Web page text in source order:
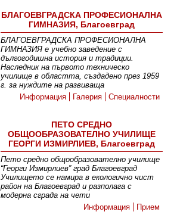
БЛАГОЕВГРАДСКА ПРОФЕСИОНАЛНА
ГИМНАЗИЯ, Благоевград
БЛАГОЕВГРАДСКА ПРОФЕСИОНАЛНА
ГИМНАЗИЯ е учебно заведение с
дългогодишна история и традиции.
Наследник на първото техническо
училище в областта, създадено през 1959
г. за нуждите на развиваща
Информация
Галерия Специалности
ПЕТО СРЕДНО
ОБЩООБРАЗОВАТЕЛНО УЧИЛИЩЕ
ГЕОРГИ ИЗМИРЛИЕВ, Благоевград
Пето средно общообразователно училище
“Георги Измирлиев” град Благоевград
Училището се намира в екологично чист
район на Благоевград и разполага с
модерна сграда на чети
Информация
Прием